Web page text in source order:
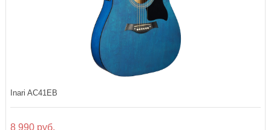
Inari AC41EB
8 990 руб.